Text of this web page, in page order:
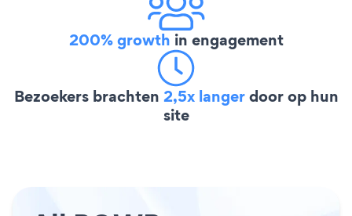
200% growth in engagement
Bezoekers brachten 2,5x langerdoor op hun
site